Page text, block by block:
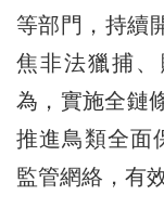
等部門，持續
焦非法獵捕
為，實施全鏈
推進鳥類全面
監管網絡，有